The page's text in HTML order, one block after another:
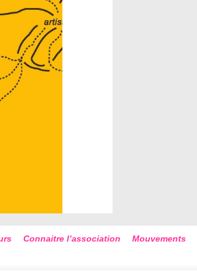
Connaitre l’association Mouvements